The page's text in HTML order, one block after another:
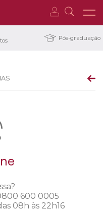
Pós-graduação
600 0005
08h às 22h16